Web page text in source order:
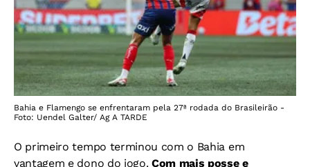
Bahia e Flamengo se enfrentaram pela 27ª rodada do Brasileirão -
Foto: Uendel Galter/ Ag A TARDE
O primeiro tempo terminou com o Bahia em
vantagem e dono do jogo. Com mais posse e